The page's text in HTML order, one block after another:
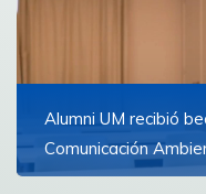
Alumni UM recibió
Comunicación